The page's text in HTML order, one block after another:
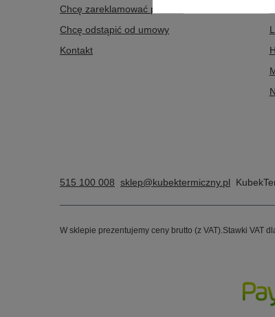
Chcę zareklamować produkt
Chcę odstąpić od umowy
Kontakt
515 100 008 sklep@kubektermiczny.pl
W sklepie prezentujemy ceny brutto (z VAT). Stawki VAT